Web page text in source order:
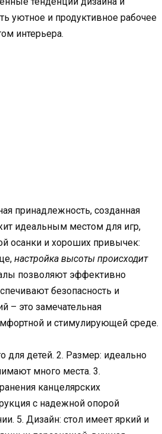
уютное и продуктивное рабочее
интерьера.
принадлежность, созданная
идеальным местом для игр,
осанки и хороших привычек:
настройка высоты происходит
позволяют эффективно
безопасность и
это замечательная
и стимулирующей среде.
для детей. 2. Размер: идеально
много места. 3.
канцелярских
с надежной опорой
5. Дизайн: стол имеет яркий и